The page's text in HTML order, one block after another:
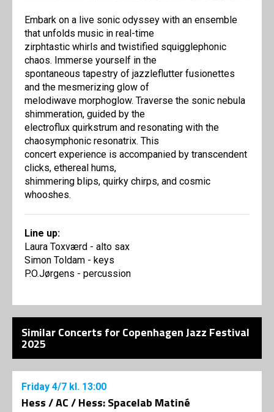
Embark on a live sonic odyssey with an ensemble
that unfolds music in real-time
zirphtastic whirls and twistified squigglephonic
chaos. Immerse yourself in the
spontaneous tapestry of jazzleflutter fusionettes
and the mesmerizing glow of
melodiwave morphoglow. Traverse the sonic nebula
shimmeration, guided by the
electroflux quirkstrum and resonating with the
chaosymphonic resonatrix. This
concert experience is accompanied by transcendent
clicks, ethereal hums,
shimmering blips, quirky chirps, and cosmic
whooshes.
Line up:
Laura Toxværd - alto sax
Simon Toldam - keys
P.O.Jørgens - percussion
Similar Concerts for Copenhagen Jazz Festival
2025
Friday 4/7 kl. 13:00
Hess / AC / Hess: Spacelab Matiné